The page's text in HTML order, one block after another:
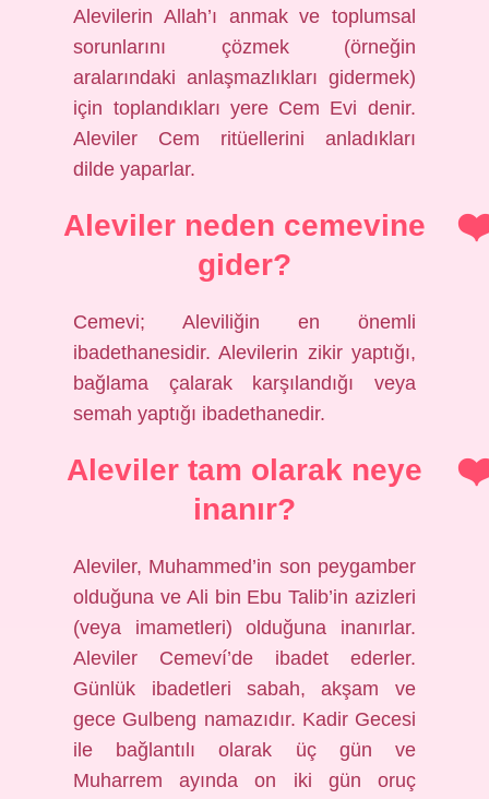
Alevilerin Allah’ı anmak ve toplumsal
sorunlarını çözmek (örneğin
aralarındaki anlaşmazlıkları gidermek)
için toplandıkları yere Cem Evi denir.
Aleviler Cem ritüellerini anladıkları
dilde yaparlar.
Aleviler neden cemevine
gider?
Cemevi; Aleviliğin en önemli
ibadethanesidir. Alevilerin zikir yaptığı,
bağlama çalarak karşılandığı veya
semah yaptığı ibadethanedir.
Aleviler tam olarak neye
inanır?
Aleviler, Muhammed’in son peygamber
olduğuna ve Ali bin Ebu Talib’in azizleri
(veya imametleri) olduğuna inanırlar.
Aleviler Cemeví’de ibadet ederler.
Günlük ibadetleri sabah, akşam ve
gece Gulbeng namazıdır. Kadir Gecesi
ile bağlantılı olarak üç gün ve
Muharrem ayında on iki gün oruç